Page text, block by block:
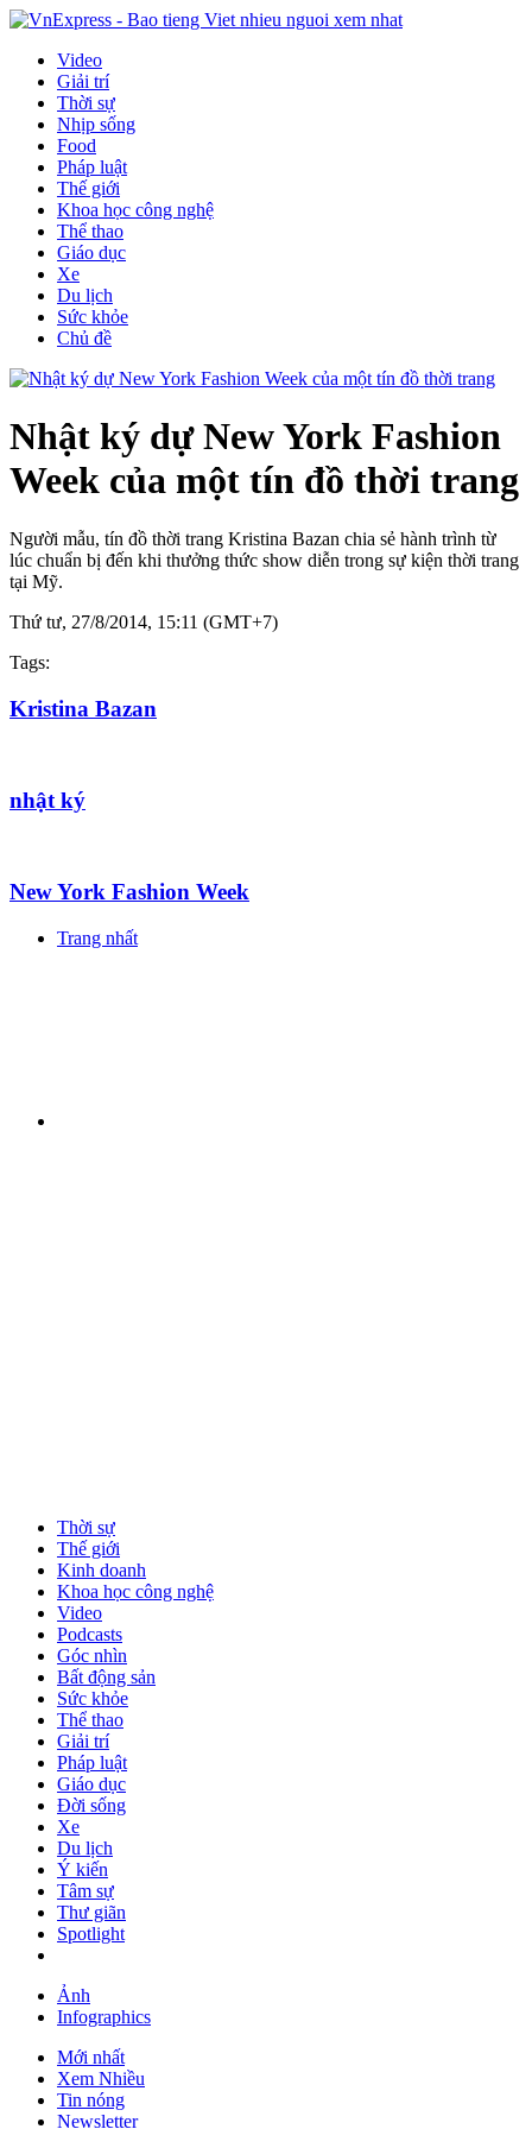
Video
Giải trí
Thời sự
Nhịp sống
Food
Pháp luật
Thế giới
Khoa học công nghệ
Thể thao
Giáo dục
Xe
Du lịch
Sức khỏe
Chủ đề
Nhật ký dự New York Fashion
Week của một tín đồ thời trang
Người mẫu, tín đồ thời trang Kristina Bazan chia sẻ hành trình từ
lúc chuẩn bị đến khi thưởng thức show diễn trong sự kiện thời trang
tại Mỹ.
Thứ tư, 27/8/2014, 15:11 (GMT+7)
Tags:
Kristina Bazan
nhật ký
New York Fashion Week
Trang nhất
Thời sự
Thế giới
Kinh doanh
Khoa học công nghệ
Video
Podcasts
Góc nhìn
Bất động sản
Sức khỏe
Thể thao
Giải trí
Pháp luật
Giáo dục
Đời sống
Xe
Du lịch
Ý kiến
Tâm sự
Thư giãn
Spotlight
Ảnh
Infographics
Mới nhất
Xem Nhiều
Tin nóng
Newsletter